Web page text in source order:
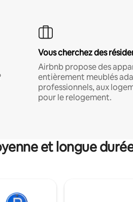
Vous cherchez des
Airbnb propose des
entièrement meublés
professionnels, aux
pour le relogement.
et longue